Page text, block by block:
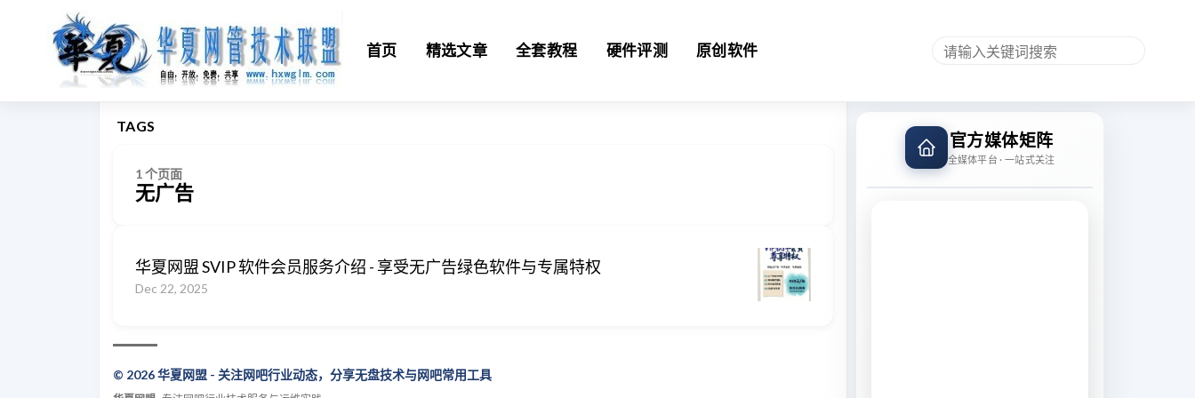
首页 精选文章 全套教程 硬件评测 原创软件
官方媒体矩阵
全媒体平台 · 一站式关注
TAGS
1 个页面
无广告
华夏网盟 SVIP 软件会员服务介绍 - 享受无广告绿色软件与专属特权
Dec 22, 2025
© 2026 华夏网盟 - 关注网吧行业动态，分享无盘技术与网吧常用工具